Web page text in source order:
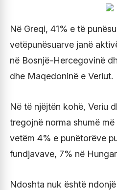
Në Greqi, 41% e të
vetëpunësuarve janë
në Bosnjë-Hercegovinë
dhe Maqedoninë e Veriut.
Në të njëjtën kohë, Veriu
tregojnë norma shumë
vetëm 4% e punëtorëve
fundjavave, 7% në
Ndoshta nuk është